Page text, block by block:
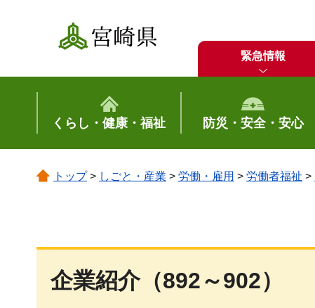
宮崎県
緊急情報
くらし・健康・福祉 防災・安全・安心
トップ> しごと・産業 > 労働・雇用 > 労働者福祉 >
企業紹介（892～902）